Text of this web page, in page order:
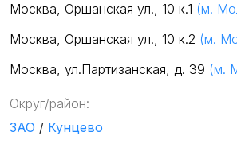
Москва, Оршанская ул., 10 к.1 (м.
Москва, Оршанская ул., 10 к.2 (м.
Москва, ул.Партизанская, д. 39 (м.
Округ/район:
ЗАО / Кунцево